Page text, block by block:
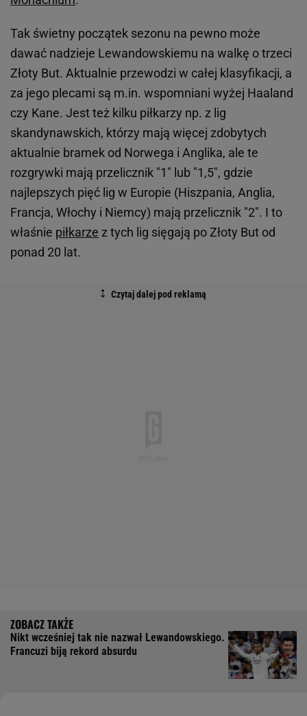
Tak świetny początek sezonu na pewno może
dawać nadzieje Lewandowskiemu na walkę o trzeci
Złoty But. Aktualnie przewodzi w całej klasyfikacji, a
za jego plecami są m.in. wspomniani wyżej Haaland
czy Kane. Jest też kilku piłkarzy np. z lig
skandynawskich, którzy mają więcej zdobytych
aktualnie bramek od Norwega i Anglika, ale te
rozgrywki mają przelicznik "1" lub "1,5", gdzie
najlepszych pięć lig w Europie (Hiszpania, Anglia,
Francja, Włochy i Niemcy) mają przelicznik "2". I to
właśnie piłkarze z tych lig sięgają po Złoty But od
ponad 20 lat.
Nikt wcześniej tak nie nazwał Lewandowskiego.
Francuzi biją rekord absurdu